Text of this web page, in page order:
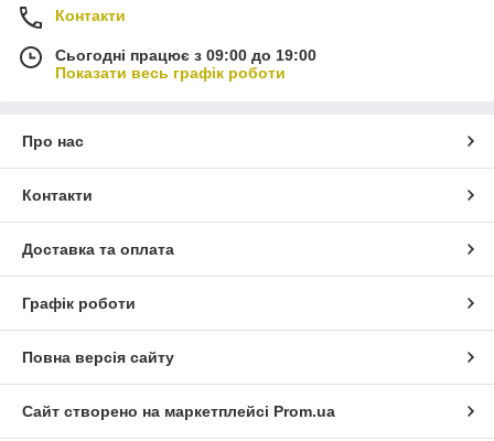
Контакти
Сьогодні працює з 09:00 до 19:00
Показати весь графік роботи
Про нас
Контакти
Доставка та оплата
Графік роботи
Повна версія сайту
Сайт створено на маркетплейсі Prom.ua